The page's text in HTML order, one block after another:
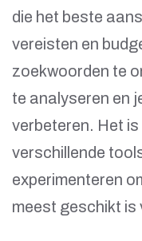
die het beste
vereisten en
zoekwoorden te
te analyseren en
verbeteren. Het
verschillende
experimenteren
meest geschikt is